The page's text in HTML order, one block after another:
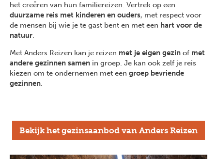
het creëren van hun familiereizen. Vertrek op een
duurzame reis met kinderen en ouders, met respect voor
de mensen bij wie je te gast bent en met een hart voor de
natuur.
Met Anders Reizen kan je reizen met je eigen gezin of met
andere gezinnen samen in groep. Je kan ook zelf je reis
kiezen om te ondernemen met een groep bevriende
gezinnen.
Bekijk het gezinsaanbod van Anders Reizen